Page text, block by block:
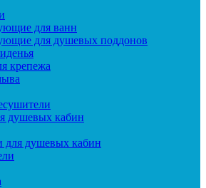
для ванн
для душевых поддонов
крепежа
душевых кабин
для душевых кабин